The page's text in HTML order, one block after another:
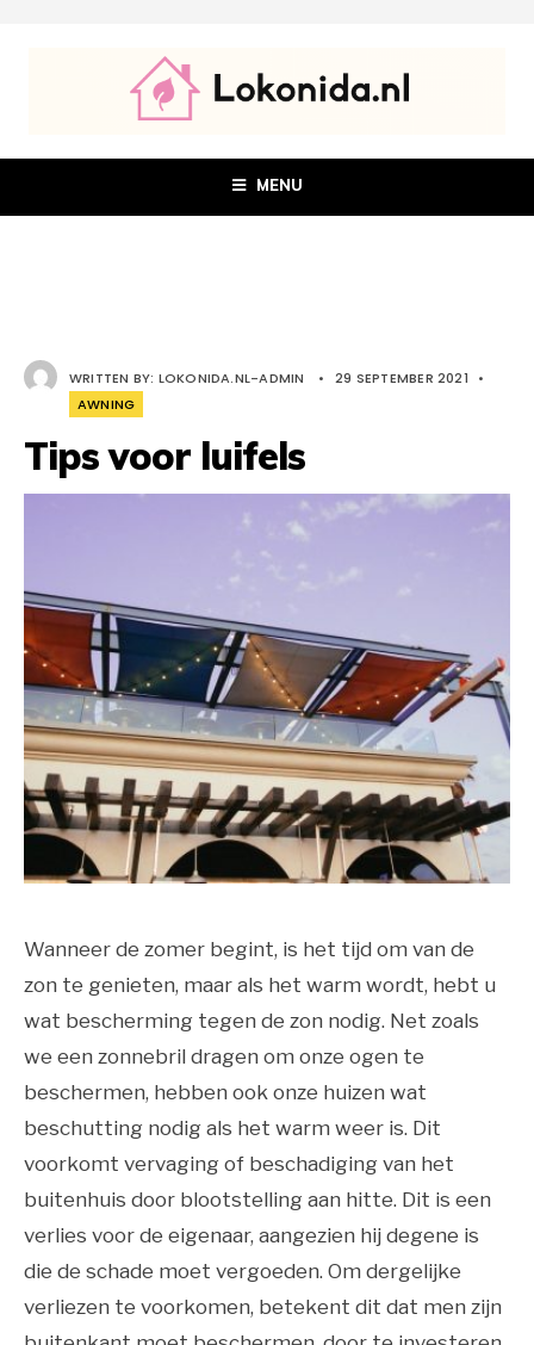
MENU
WRITTEN BY: LOKONIDA.NL-ADMIN • 29 SEPTEMBER 2021
•
AWNING
Tips voor luifels
Wanneer de zomer begint, is het tijd om van de
zon te genieten, maar als het warm wordt, hebt u
wat bescherming tegen de zon nodig. Net zoals
we een zonnebril dragen om onze ogen te
beschermen, hebben ook onze huizen wat
beschutting nodig als het warm weer is. Dit
voorkomt vervaging of beschadiging van het
buitenhuis door blootstelling aan hitte. Dit is een
verlies voor de eigenaar, aangezien hij degene is
die de schade moet vergoeden. Om dergelijke
verliezen te voorkomen, betekent dit dat men zijn